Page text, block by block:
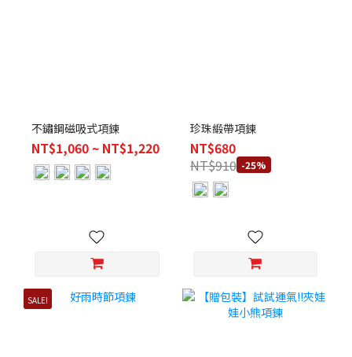
不鏽鋼磁吸式項鍊
NT$1,060 ~ NT$1,220
珍珠緞帶項鍊
NT$680
NT$910 -25%
SALE!